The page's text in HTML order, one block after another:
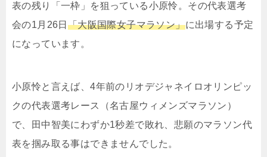
表の残り「一枠」を狙っている小原怜。その代表選考
会の1月26日 「大阪国際女子マラソン」に出場する予定
になっています。
小原怜と言えば、4年前のリオデジャネイロオリンピッ
クの代表選考レース（名古屋ウィメンズマラソン）
で、田中智美にわずか1秒差で敗れ、悲願のマラソン代
表を掴み取る事はできませんでした。